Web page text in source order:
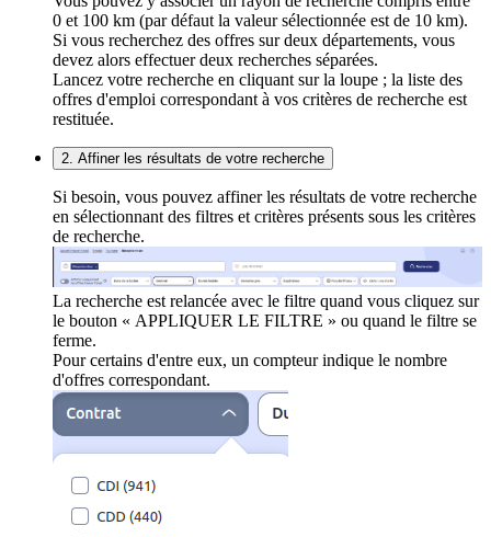
0 et 100 km (par défaut la valeur sélectionnée est de 10 km).
Si vous recherchez des offres sur deux départements, vous
devez alors effectuer deux recherches séparées.
Lancez votre recherche en cliquant sur la loupe ; la liste des
offres d'emploi correspondant à vos critères de recherche est
restituée.
2. Affiner les résultats de votre recherche
Si besoin, vous pouvez affiner les résultats de votre recherche
en sélectionnant des filtres et critères présents sous les critères
de recherche.
La recherche est relancée avec le filtre quand vous cliquez sur
le bouton « APPLIQUER LE FILTRE » ou quand le filtre se
ferme.
Pour certains d'entre eux, un compteur indique le nombre
d'offres correspondant.